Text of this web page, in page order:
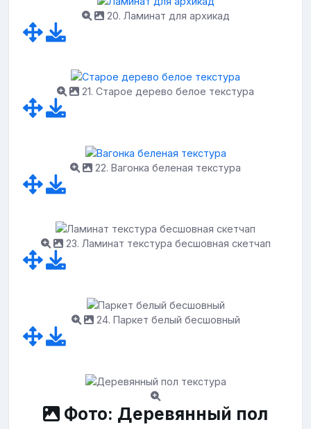
20. Ламинат для архикад
21. Старое дерево белое текстура
22. Вагонка беленая текстура
23. Ламинат текстура бесшовная скетчап
24. Паркет белый бесшовный
Фото: Деревянный пол